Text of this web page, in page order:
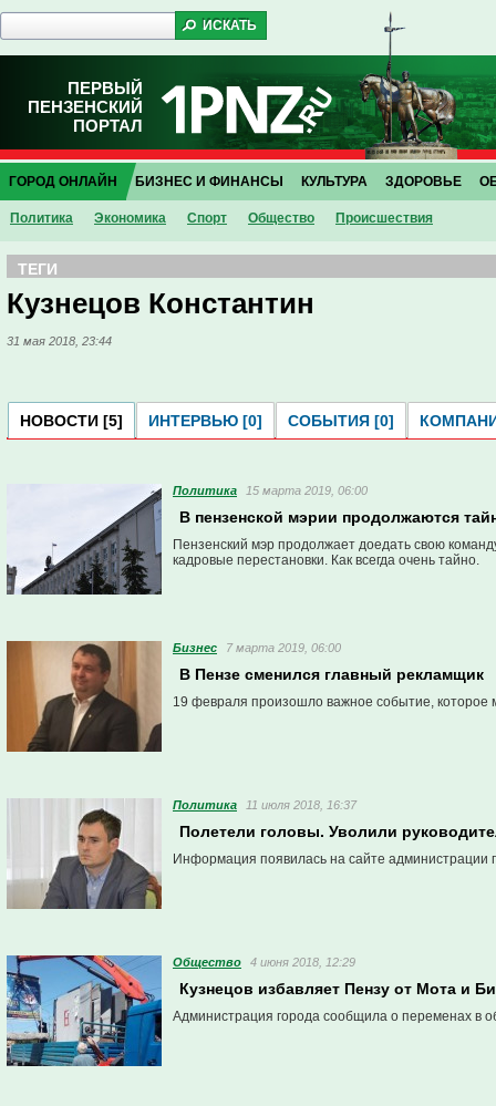
ПЕРВЫЙ
ПЕНЗЕНСКИЙ
ПОРТАЛ
ГОРОД ОНЛАЙН
Политика Экономика Спорт Общество Проиcшествия
БИЗНЕС И ФИНАНСЫ КУЛЬТУРА ЗДОРОВЬЕ
ТЕГИ
Кузнецов Константин
31 мая 2018, 23:44
НОВОСТИ [5] ИНТЕРВЬЮ [0] СОБЫТИЯ [0]
Политика 15 марта 2019, 06:00
В пензенской мэрии продолжаются
Пензенский мэр продолжает доедать свою
кадровые перестановки. Как всегда очень тайно.
Бизнес 7 марта 2019, 06:00
В Пензе сменился главный рекламщик
19 февраля произошло важное событие,
Политика 11 июля 2018, 16:37
Полетели головы. Уволили
Информация появилась на сайте администрации
Общество 4 июня 2018, 12:29
Кузнецов избавляет Пензу от Мота и
Администрация города сообщила о переменах в